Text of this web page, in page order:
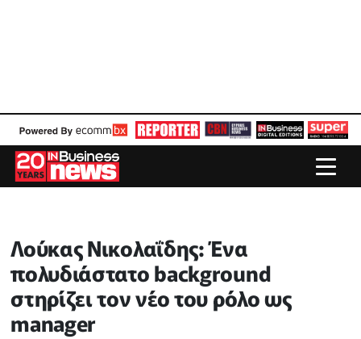
Λούκας Νικολαΐδης: Ένα
πολυδιάστατο background
στηρίζει τον νέο του ρόλο ως
manager